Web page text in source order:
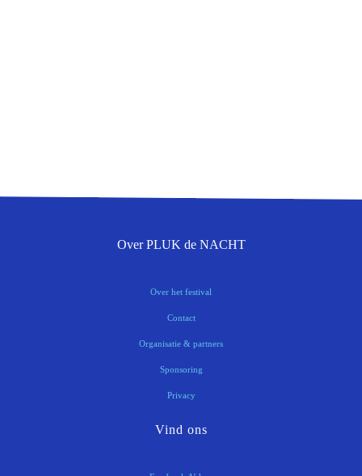
Over PLUK de NACHT
Over het festival
Contact
Organisatie & partners
Sponsoring
Privacy
Vind ons